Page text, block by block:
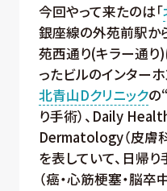
今回やって来たのは「
銀座線の外苑前駅か
苑西通り(キラー通り
ったビルのインターホ
北青山Dクリニックの
り手術）、Daily
Dermatology（皮膚
を表していて、日帰
（癌・心筋梗塞・脳卒